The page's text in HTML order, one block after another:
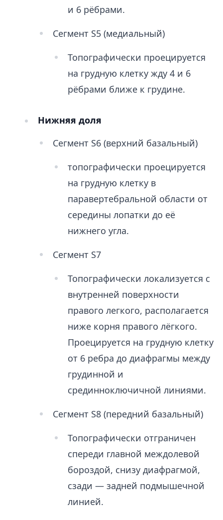
и 6 рёбрами.
Сегмент S5 (медиальный)
Топографически проецируется
на грудную клетку жду 4 и 6
рёбрами ближе к грудине.
Нижняя доля
Сегмент S6 (верхний базальный)
топографически проецируется
на грудную клетку в
паравертебральной области от
середины лопатки до её
нижнего угла.
Сегмент S7
Топографически локализуется с
внутренней поверхности
правого легкого, располагается
ниже корня правого лёгкого.
Проецируется на грудную клетку
от 6 ребра до диафрагмы между
грудинной и
срединноключичной линиями.
Сегмент S8 (передний базальный)
Топографически отграничен
спереди главной междолевой
бороздой, снизу диафрагмой,
сзади — задней подмышечной
линией.